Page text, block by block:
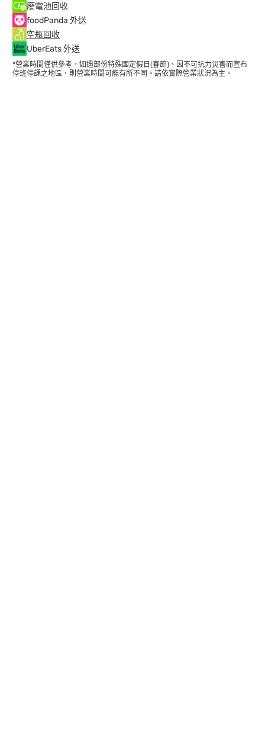
廢電池回收
foodPanda 外送
空瓶回收
UberEats 外送
*營業時間僅供參考，如遇部份特殊國定假日(春節)、因不可抗力災害而宣布
停班停課之地區，則營業時間可能有所不同。請依實際營業狀況為主。